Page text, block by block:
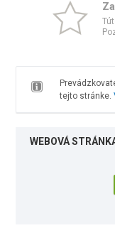
tejto stránke.
WEBOVÁ